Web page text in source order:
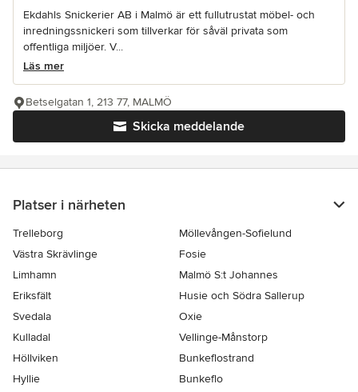
Ekdahls Snickerier AB i Malmö är ett fullutrustat möbel- och
inredningssnickeri som tillverkar för såväl privata som
offentliga miljöer. V...
Läs mer
Skicka meddelande
Betselgatan 1, 213 77, MALMÖ
Platser i närheten
Trelleborg
Möllevången-Sofielund
Västra Skrävlinge
Fosie
Limhamn
Malmö S:t Johannes
Eriksfält
Husie och Södra Sallerup
Svedala
Oxie
Kulladal
Vellinge-Månstorp
Höllviken
Bunkeflostrand
Hyllie
Bunkeflo